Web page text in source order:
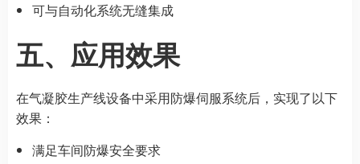
可与自动化系统无缝集成
五、应用效果
在气凝胶生产线设备中采用防爆伺服系统后，实现了以下
效果：
满足车间防爆安全要求